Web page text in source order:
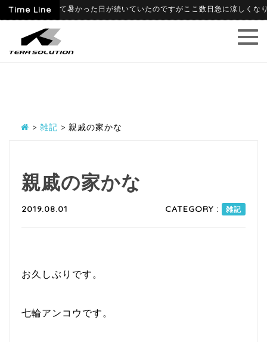
Time Line
09 6月に入って暑かった日が続いていたのですがここ数日急に涼しくなり
> 雑記 > 親戚の家かな
親戚の家かな
2019.08.01 CATEGORY : 雑記
お久しぶりです。
七輪アンコウです。